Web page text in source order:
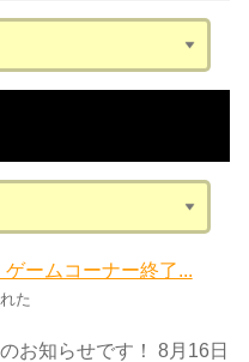
ームコーナー終了...
た
お知らせです！ 8月16日